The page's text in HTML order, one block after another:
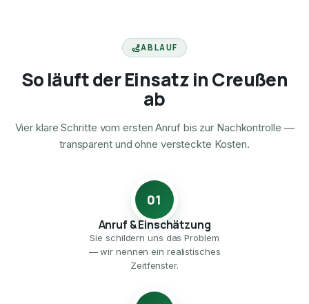
ABLAUF
So läuft der Einsatz in Creußen
ab
Vier klare Schritte vom ersten Anruf bis zur Nachkontrolle —
transparent und ohne versteckte Kosten.
01
Anruf & Einschätzung
Sie schildern uns das Problem
— wir nennen ein realistisches
Zeitfenster.